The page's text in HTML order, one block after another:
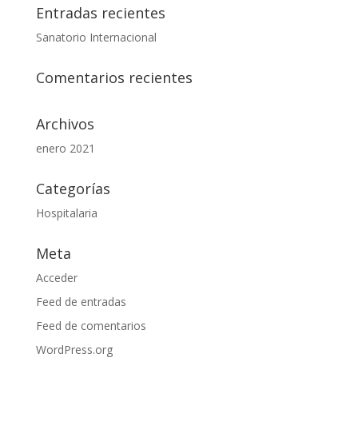
Entradas recientes
Sanatorio Internacional
Comentarios recientes
Archivos
enero 2021
Categorías
Hospitalaria
Meta
Acceder
Feed de entradas
Feed de comentarios
WordPress.org